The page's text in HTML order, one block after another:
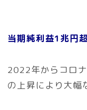
当期純利益1兆円
2022年からコロ
の上昇により大幅